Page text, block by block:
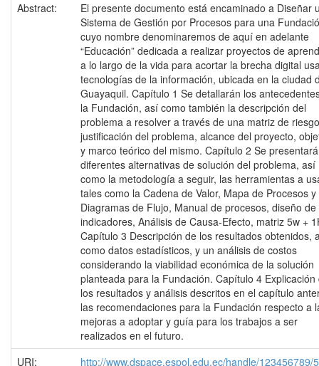
Abstract:
El presente documento está encaminado a Diseñar
Sistema de Gestión por Procesos para una
cuyo nombre denominaremos de aquí en adelante
“Educación” dedicada a realizar proyectos de
a lo largo de la vida para acortar la brecha digital
tecnologías de la información, ubicada en la ciudad
Guayaquil. Capítulo 1 Se detallarán los
la Fundación, así como también la descripción del
problema a resolver a través de una matriz de
justificación del problema, alcance del proyecto,
y marco teórico del mismo. Capítulo 2 Se
diferentes alternativas de solución del problema, así
como la metodología a seguir, las herramientas a
tales como la Cadena de Valor, Mapa de Procesos y
Diagramas de Flujo, Manual de procesos, diseño de
indicadores, Análisis de Causa-Efecto, matriz 5w +
Capítulo 3 Descripción de los resultados obtenidos,
como datos estadísticos, y un análisis de costos
considerando la viabilidad económica de la solución
planteada para la Fundación. Capítulo 4 Explicación
los resultados y análisis descritos en el capítulo
las recomendaciones para la Fundación respecto a
mejoras a adoptar y guía para los trabajos a ser
realizados en el futuro.
URI:
http://www.dspace.espol.edu.ec/handle/123456789/